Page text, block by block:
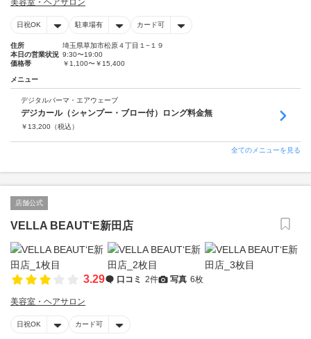
美容室・ヘアサロン
日祝OK 駐車場有 カード可
住所
埼玉県草加市松原４丁目１−１９
本日の営業状況 9:30〜19:00
価格帯
￥1,100〜￥15,400
メニュー
デジタルパーマ・エアウェーブ
デジカール（シャンプー・ブロー付）ロング料金無
￥ 13,200 （税込）
全てのメニューを見る
店舗公式
VELLA BEAUT‘E新田店
3.29 口コミ 2件 写真 6枚
美容室・ヘアサロン
日祝OK カード可